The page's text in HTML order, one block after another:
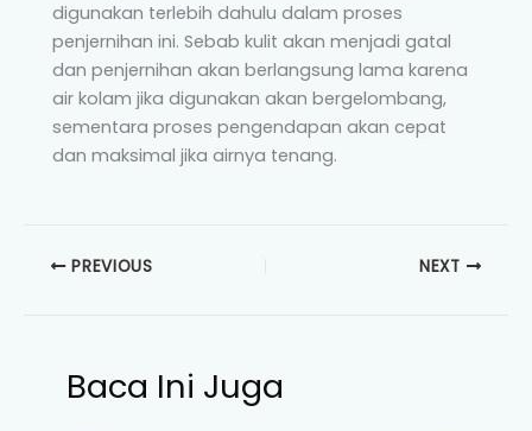
digunakan terlebih dahulu dalam proses
penjernihan ini. Sebab kulit akan menjadi gatal
dan penjernihan akan berlangsung lama karena
air kolam jika digunakan akan bergelombang,
sementara proses pengendapan akan cepat
dan maksimal jika airnya tenang.
PREVIOUS NEXT
Baca Ini Juga